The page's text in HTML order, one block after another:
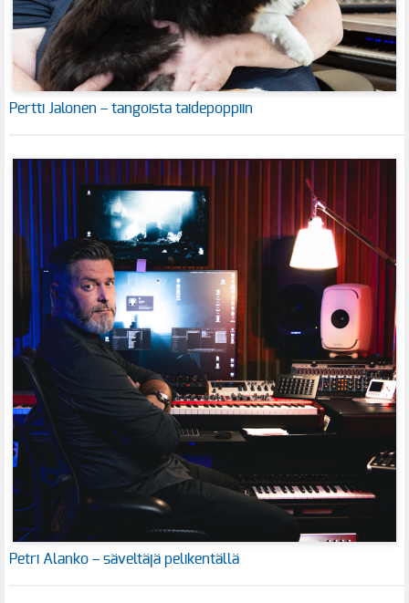
Pertti Jalonen – tangoista taidepoppiin
Petri Alanko – säveltäjä pelikentällä